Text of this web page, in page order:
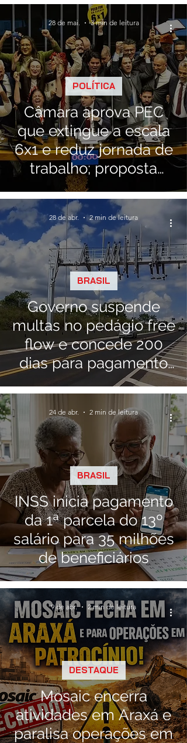
Câmara aprova PEC
que extingue a escala
6x1 e reduz jornada de
trabalho; proposta
segue para o Senado
POLÍTICA
28 de mai. 3 min de leitura
Governo suspende
multas no pedágio free
flow e concede 200
dias para pagamento
de tarifas vencidas
BRASIL
28 de abr. 2 min de leitura
INSS inicia pagamento
da 1ª parcela do 13º
salário para 35 milhões
de beneficiários
BRASIL
24 de abr. 2 min de leitura
Mosaic encerra
atividades em Araxá e
paralisa operações em
DESTAQUE
9 de abr. 2 min de leitura